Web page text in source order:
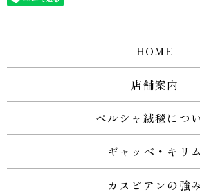
HOME
店舗案内
ペルシャ絨毯につ
ギャッベ・キリム
カスピアンの強み